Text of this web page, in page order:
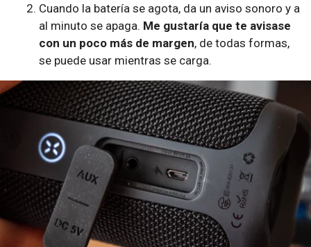
Cuando la batería se agota, da un aviso sonoro y a
al minuto se apaga. Me gustaría que te avisase
con un poco más de margen, de todas formas,
se puede usar mientras se carga.